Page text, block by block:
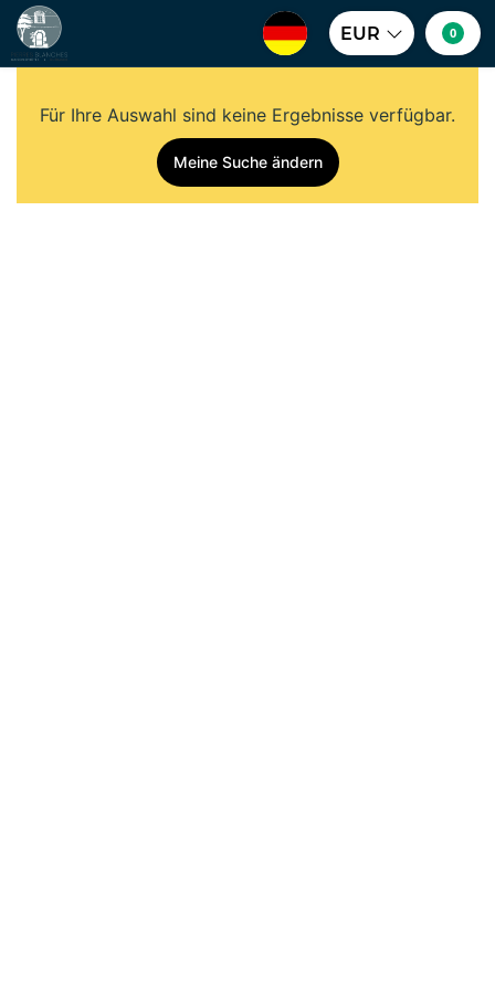
EUR 0
Für Ihre Auswahl sind keine Ergebnisse verfügbar.
Meine Suche ändern